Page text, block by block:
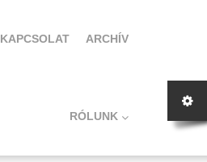
KAPCSOLAT ARCHÍV
RÓLUNK